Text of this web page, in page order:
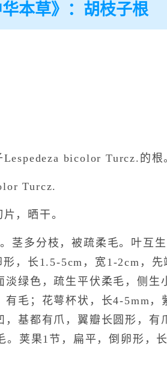
华本草》：胡枝子根
bicolor Turcz.的根
Turcz.
，晒干。
茎多分枝，被疏柔毛。叶互
，长1.5-5cm，宽1-2cm，
绿色，疏生平伏柔毛，侧生
毛；花萼杯状，长4-5mm
基都有爪，翼瓣长圆形，有
荚果1节，扁平，倒卵形，